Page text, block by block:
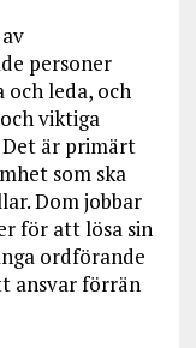
personer
leda, och
viktiga
är primärt
som ska
Dom jobbar
för att lösa sin
ordförande
ansvar förrän